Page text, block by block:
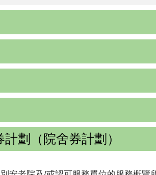
劃（院舍券計劃）